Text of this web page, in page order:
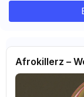
Afrokillerz –